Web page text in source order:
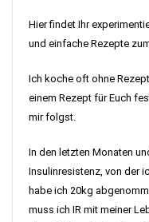
Hier findet Ihr
und einfache Rezepte
Ich koche oft ohne
einem Rezept für Euch
mir folgst.
In den letzten Monaten
Insulinresistenz, von der
habe ich 20kg
muss ich IR mit meiner